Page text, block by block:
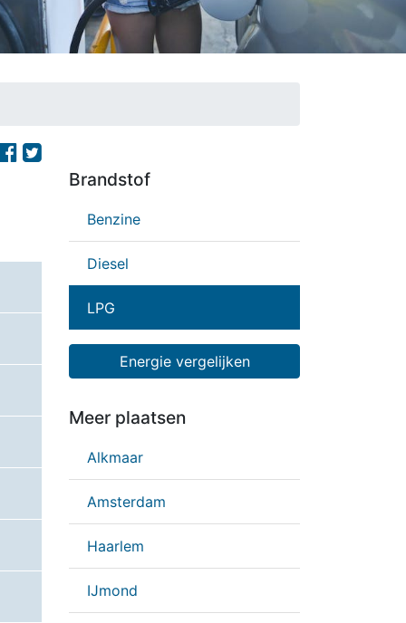
Brandstof
Benzine
Diesel
LPG
Energie vergelijken
Meer plaatsen
Alkmaar
Amsterdam
Haarlem
IJmond